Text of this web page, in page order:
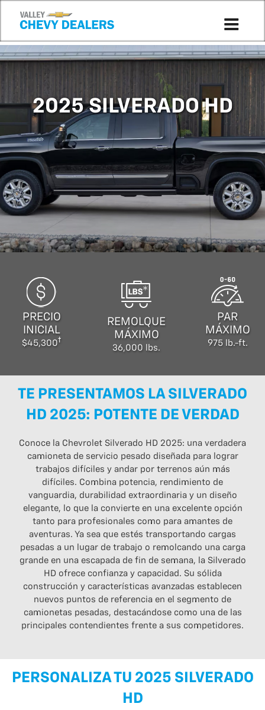
2025 SILVERADO HD
PRECIO
INICIAL
$45,300
REMOLQUE
MÁXIMO
36,000 lbs.
PAR
MÁXIMO
975 lb.-ft.
TE PRESENTAMOS LA SILVERADO
HD 2025: POTENTE DE VERDAD
Conoce la Chevrolet Silverado HD 2025: una verdadera
camioneta de servicio pesado diseñada para lograr
trabajos difíciles y andar por terrenos aún más
difíciles. Combina potencia, rendimiento de
vanguardia, durabilidad extraordinaria y un diseño
elegante, lo que la convierte en una excelente opción
tanto para profesionales como para amantes de
aventuras. Ya sea que estés transportando cargas
pesadas a un lugar de trabajo o remolcando una carga
grande en una escapada de fin de semana, la Silverado
HD ofrece confianza y capacidad. Su sólida
construcción y características avanzadas establecen
nuevos puntos de referencia en el segmento de
camionetas pesadas, destacándose como una de las
principales contendientes frente a sus competidores.
PERSONALIZA TU 2025 SILVERADO
HD